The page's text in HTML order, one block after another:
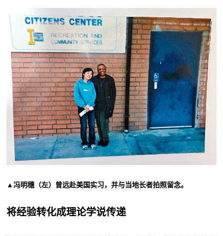
▲冯明穗（左）曾远赴美国实习，并与当地长者拍照留念。
将经验转化成理论学说传递